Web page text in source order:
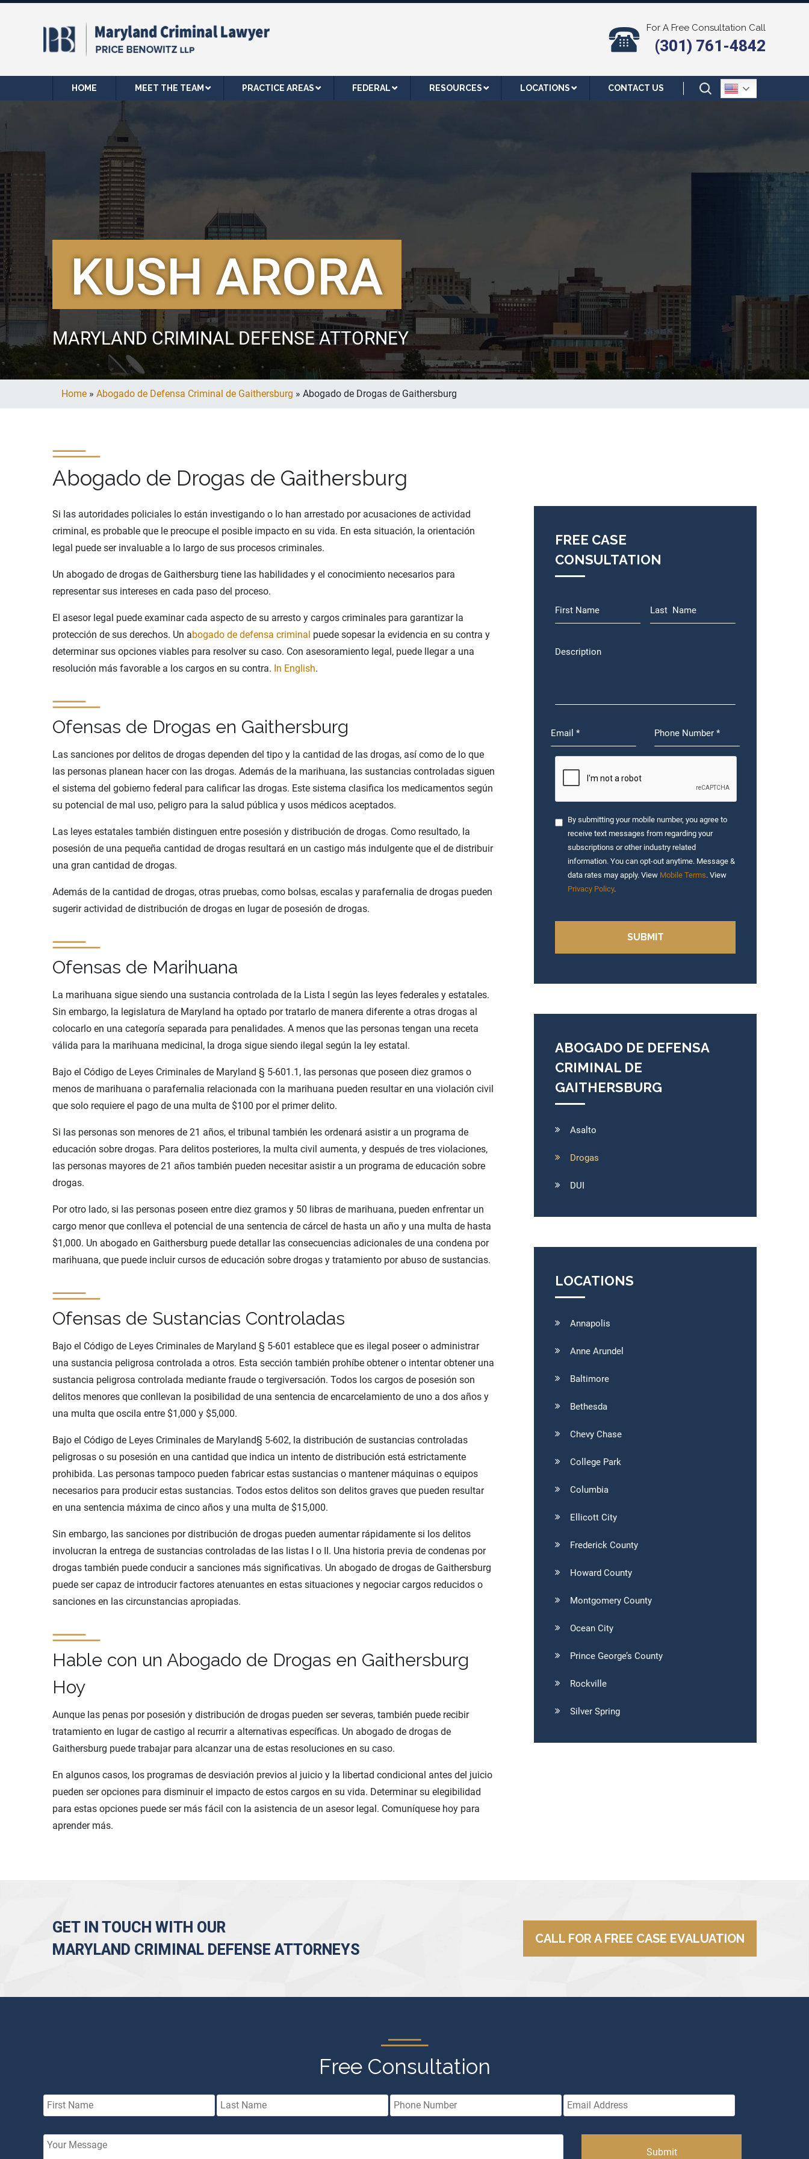
For A Free Consultation Call
(301) 761-4842
HOME MEET THE TEAM PRACTICE AREAS FEDERAL RESOURCES LOCATIONS CONTACT US
KUSH ARORA
MARYLAND CRIMINAL DEFENSE ATTORNEY
Home » Abogado de Defensa Criminal de Gaithersburg » Abogado de Drogas de Gaithersburg
Abogado de Drogas de Gaithersburg
Si las autoridades policiales lo están investigando o lo han arrestado por acusaciones de actividad
criminal, es probable que le preocupe el posible impacto en su vida. En esta situación, la orientación
legal puede ser invaluable a lo largo de sus procesos criminales.
Un abogado de drogas de Gaithersburg tiene las habilidades y el conocimiento necesarios para
representar sus intereses en cada paso del proceso.
El asesor legal puede examinar cada aspecto de su arresto y cargos criminales para garantizar la
protección de sus derechos. Un abogado de defensa criminal puede sopesar la evidencia en su contra y
determinar sus opciones viables para resolver su caso. Con asesoramiento legal, puede llegar a una
resolución más favorable a los cargos en su contra. In English.
Ofensas de Drogas en Gaithersburg
Las sanciones por delitos de drogas dependen del tipo y la cantidad de las drogas, así como de lo que
las personas planean hacer con las drogas. Además de la marihuana, las sustancias controladas siguen
el sistema del gobierno federal para calificar las drogas. Este sistema clasifica los medicamentos según
su potencial de mal uso, peligro para la salud pública y usos médicos aceptados.
Las leyes estatales también distinguen entre posesión y distribución de drogas. Como resultado, la
posesión de una pequeña cantidad de drogas resultará en un castigo más indulgente que el de distribuir
una gran cantidad de drogas.
Además de la cantidad de drogas, otras pruebas, como bolsas, escalas y parafernalia de drogas pueden
sugerir actividad de distribución de drogas en lugar de posesión de drogas.
Ofensas de Marihuana
La marihuana sigue siendo una sustancia controlada de la Lista I según las leyes federales y estatales.
Sin embargo, la legislatura de Maryland ha optado por tratarlo de manera diferente a otras drogas al
colocarlo en una categoría separada para penalidades. A menos que las personas tengan una receta
válida para la marihuana medicinal, la droga sigue siendo ilegal según la ley estatal.
Bajo el Código de Leyes Criminales de Maryland § 5-601.1, las personas que poseen diez gramos o
menos de marihuana o parafernalia relacionada con la marihuana pueden resultar en una violación civil
que solo requiere el pago de una multa de $100 por el primer delito.
Si las personas son menores de 21 años, el tribunal también les ordenará asistir a un programa de
educación sobre drogas. Para delitos posteriores, la multa civil aumenta, y después de tres violaciones,
las personas mayores de 21 años también pueden necesitar asistir a un programa de educación sobre
drogas.
Por otro lado, si las personas poseen entre diez gramos y 50 libras de marihuana, pueden enfrentar un
cargo menor que conlleva el potencial de una sentencia de cárcel de hasta un año y una multa de hasta
$1,000. Un abogado en Gaithersburg puede detallar las consecuencias adicionales de una condena por
marihuana, que puede incluir cursos de educación sobre drogas y tratamiento por abuso de sustancias.
Ofensas de Sustancias Controladas
Bajo el Código de Leyes Criminales de Maryland § 5-601 establece que es ilegal poseer o administrar
una sustancia peligrosa controlada a otros. Esta sección también prohíbe obtener o intentar obtener una
sustancia peligrosa controlada mediante fraude o tergiversación. Todos los cargos de posesión son
delitos menores que conllevan la posibilidad de una sentencia de encarcelamiento de uno a dos años y
una multa que oscila entre $1,000 y $5,000.
Bajo el Código de Leyes Criminales de Maryland§ 5-602, la distribución de sustancias controladas
peligrosas o su posesión en una cantidad que indica un intento de distribución está estrictamente
prohibida. Las personas tampoco pueden fabricar estas sustancias o mantener máquinas o equipos
necesarios para producir estas sustancias. Todos estos delitos son delitos graves que pueden resultar
en una sentencia máxima de cinco años y una multa de $15,000.
Sin embargo, las sanciones por distribución de drogas pueden aumentar rápidamente si los delitos
involucran la entrega de sustancias controladas de las listas I o II. Una historia previa de condenas por
drogas también puede conducir a sanciones más significativas. Un abogado de drogas de Gaithersburg
puede ser capaz de introducir factores atenuantes en estas situaciones y negociar cargos reducidos o
sanciones en las circunstancias apropiadas.
Hable con un Abogado de Drogas en Gaithersburg
Hoy
Aunque las penas por posesión y distribución de drogas pueden ser severas, también puede recibir
tratamiento en lugar de castigo al recurrir a alternativas específicas. Un abogado de drogas de
Gaithersburg puede trabajar para alcanzar una de estas resoluciones en su caso.
En algunos casos, los programas de desviación previos al juicio y la libertad condicional antes del juicio
pueden ser opciones para disminuir el impacto de estos cargos en su vida. Determinar su elegibilidad
para estas opciones puede ser más fácil con la asistencia de un asesor legal. Comuníquese hoy para
aprender más.
FREE CASE
CONSULTATION
By submitting your mobile number, you agree to
receive text messages from regarding your
subscriptions or other industry related
information. You can opt-out anytime. Message &
data rates may apply. View Mobile Terms. View
Privacy Policy.
ABOGADO DE DEFENSA
CRIMINAL DE
GAITHERSBURG
Asalto
Drogas
DUI
LOCATIONS
Annapolis
Anne Arundel
Baltimore
Bethesda
Chevy Chase
College Park
Columbia
Ellicott City
Frederick County
Howard County
Montgomery County
Ocean City
Prince George’s County
Rockville
Silver Spring
GET IN TOUCH WITH OUR
MARYLAND CRIMINAL DEFENSE ATTORNEYS
CALL FOR A FREE CASE EVALUATION
Free Consultation